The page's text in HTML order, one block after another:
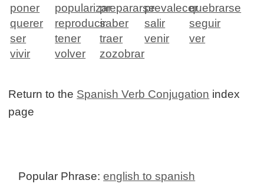
poner
popularizarprepararseprevalecerquebrarse
querer
reproducirsaber salir
seguir
ser
tener traer venir
ver
vivir
volver zozobrar
Return to the Spanish Verb Conjugation index
page
Popular Phrase:english to spanish